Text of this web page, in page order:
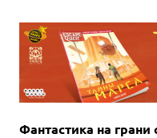
Фантастика на грани